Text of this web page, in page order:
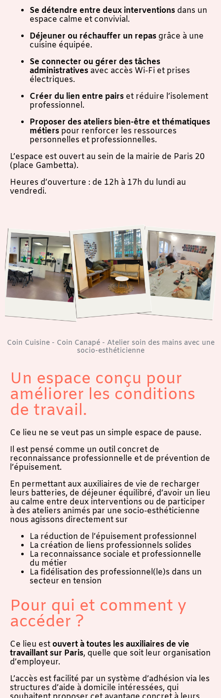
Se détendre entre deux interventions dans un
espace calme et convivial.
Déjeuner ou réchauffer un repas grâce à une
cuisine équipée.
Se connecter ou gérer des tâches
administratives avec accès Wi-Fi et prises
électriques.
Créer du lien entre pairs et réduire l’isolement
professionnel.
Proposer des ateliers bien-être et thématiques
métiers pour renforcer les ressources
personnelles et professionnelles.
L’espace est ouvert au sein de la mairie de Paris 20
(place Gambetta).
Heures d’ouverture : de 12h à 17h du lundi au
vendredi.
Coin Cuisine - Coin Canapé - Atelier soin des mains avec une
socio-esthéticienne
Un espace conçu pour
améliorer les conditions
de travail.
Ce lieu ne se veut pas un simple espace de pause.
Il est pensé comme un outil concret de
reconnaissance professionnelle et de prévention de
l’épuisement.
En permettant aux auxiliaires de vie de recharger
leurs batteries, de déjeuner équilibré, d’avoir un lieu
au calme entre deux interventions ou de participer
à des ateliers animés par une socio-esthéticienne
nous agissons directement sur
La réduction de l’épuisement professionnel
La création de liens professionnels solides
La reconnaissance sociale et professionnelle
du métier
La fidélisation des professionnel(le)s dans un
secteur en tension
Pour qui et comment y
accéder ?
Ce lieu est ouvert à toutes les auxiliaires de vie
travaillant sur Paris, quelle que soit leur organisation
d’employeur.
L’accès est facilité par un système d’adhésion via les
structures d’aide à domicile intéressées, qui